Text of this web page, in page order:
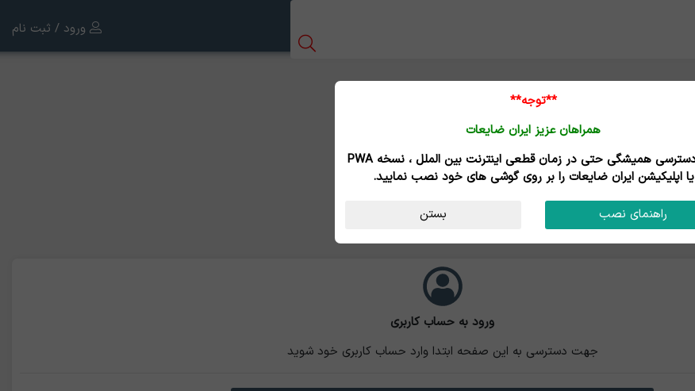
ورود / ثبت نام
ورود به حساب کاربری
جهت دسترسی به این صفحه ابتدا وارد حساب کاربری خود شوید
**توجه**
همراهان عزیز ایران ضایعات
برای دسترسی همیشگی حتی در زمان قطعی اینترنت بین الملل ، نسخه PWA
یا اپلیکیشن ایران ضایعات را بر روی گوشی های خود نصب نمایید.
راهنمای نصب بستن